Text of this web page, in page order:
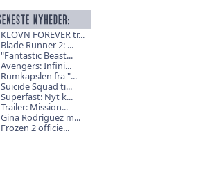
KLOVN FOREVER tr...
Blade Runner 2: ...
"Fantastic Beast...
Avengers: Infini...
Rumkapslen fra "...
Suicide Squad ti...
Superfast: Nyt k...
Trailer: Mission...
Gina Rodriguez m...
Frozen 2 officie...